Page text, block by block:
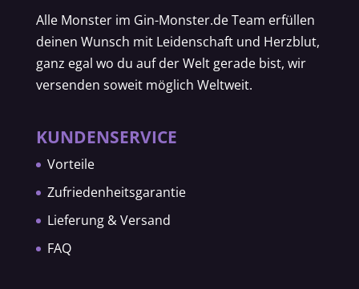
Alle Monster im Gin-Monster.de Team erfüllen
deinen Wunsch mit Leidenschaft und Herzblut,
ganz egal wo du auf der Welt gerade bist, wir
versenden soweit möglich Weltweit.
KUNDENSERVICE
Vorteile
Zufriedenheitsgarantie
Lieferung & Versand
FAQ